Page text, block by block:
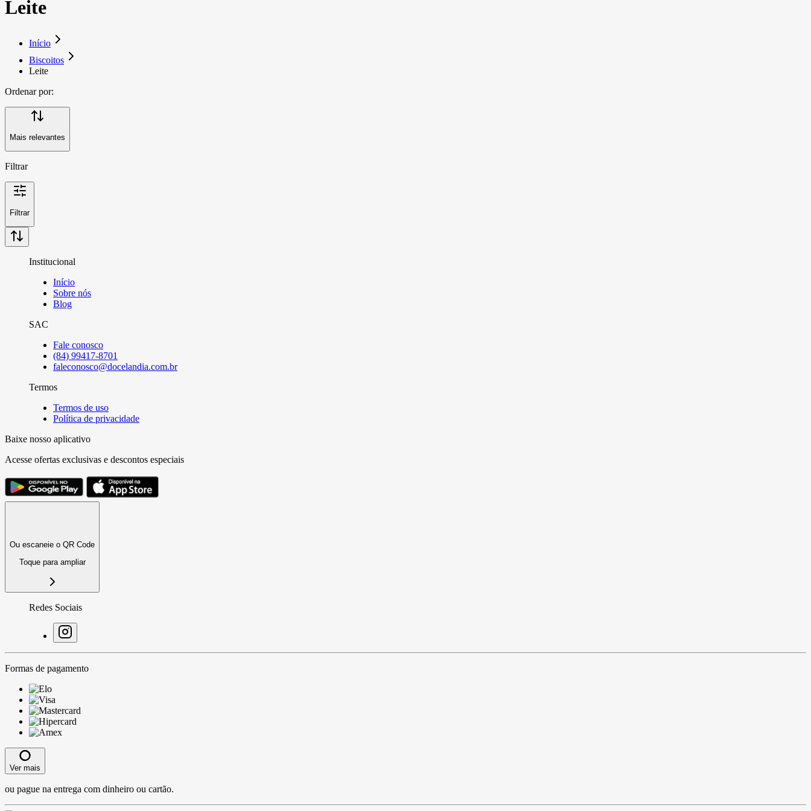
Leite
Início
Biscoitos
Leite
Ordenar por:
Mais relevantes
Filtrar
Filtrar
Institucional
Início
Sobre nós
Blog
SAC
Fale conosco
(84) 99417-8701
faleconosco@docelandia.com.br
Termos
Termos de uso
Política de privacidade
Baixe nosso aplicativo
Acesse ofertas exclusivas e descontos especiais
Ou escaneie o QR Code
Toque para ampliar
Redes Sociais
Formas de pagamento
Ver mais
ou pague na entrega com dinheiro ou cartão.